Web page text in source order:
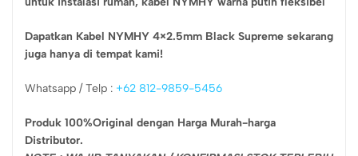
Dapatkan Kabel NYMHY 4×2.5mm Black Supreme sekarang
juga hanya di tempat kami!
Whatsapp / Telp : +62 812-9859-5456
Produk 100%Original dengan Harga Murah-harga
Distributor.